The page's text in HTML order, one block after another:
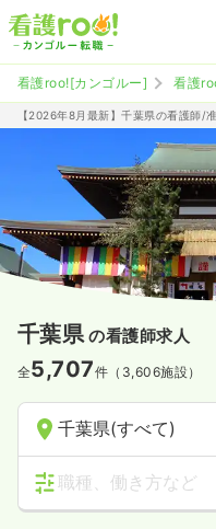
看護roo![カンゴルー] 看護
【2026年8月最新】千葉県の看護師/
千葉県 の看護師求人
全5,707件（3,606施設）
千葉県(すべて)
職種、働き方など